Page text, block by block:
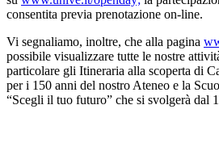
consentita previa prenotazione on-line.
Vi segnaliamo, inoltre, che alla pagina
possibile visualizzare tutte le nostre
particolare gli Itineraria alla scoperta di
per i 150 anni del nostro Ateneo e la
“Scegli il tuo futuro” che si svolgerà dal